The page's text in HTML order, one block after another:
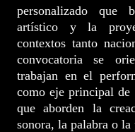
personalizado que
artístico y la
contextostanto
convocatoria se
trabajan en el
como eje principal de
queaborden la
sonora, la palabra o la